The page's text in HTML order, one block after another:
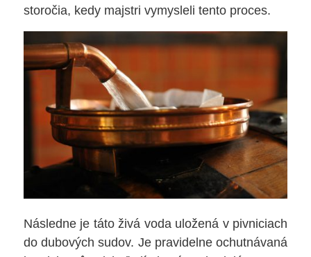
storočia, kedy majstri vymysleli tento proces.
Následne je táto živá voda uložená v pivniciach
do dubových sudov. Je pravidelne ochutnávaná